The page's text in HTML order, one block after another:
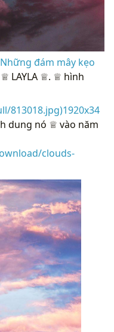
đám mây kẹo
LAYLA ♕. ♕ hình
813018.jpg)1920x34
dung nó ♕ vào năm
clouds-